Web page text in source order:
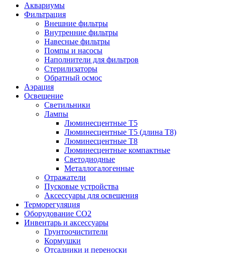
Аквариумы
Фильтрация
Внешние фильтры
Внутренние фильтры
Навесные фильтры
Помпы и насосы
Наполнители для фильтров
Стерилизаторы
Обратный осмос
Аэрация
Освещение
Светильники
Лампы
Люминесцентные T5
Люминесцентные T5 (длина T8)
Люминесцентные T8
Люминесцентные компактные
Светодиодные
Металлогалогенные
Отражатели
Пусковые устройства
Аксессуары для освещения
Терморегуляция
Оборудование CO2
Инвентарь и аксессуары
Грунтоочистители
Кормушки
Отсадники и переноски